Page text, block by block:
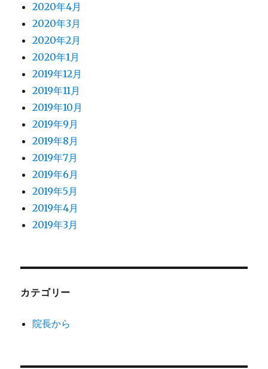
2020年4月
2020年3月
2020年2月
2020年1月
2019年12月
2019年11月
2019年10月
2019年9月
2019年8月
2019年7月
2019年6月
2019年5月
2019年4月
2019年3月
カテゴリー
院長から